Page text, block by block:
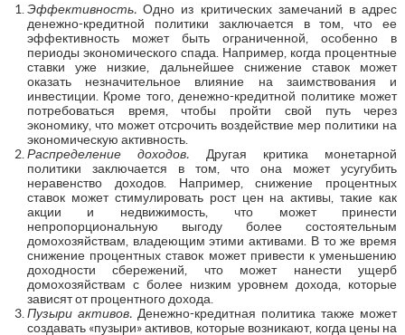
Эффективность. Одно из критических замечаний в адрес
денежно-кредитной политики заключается в том, что ее
эффективность может быть ограниченной, особенно в
периоды экономического спада. Например, когда процентные
ставки уже низкие, дальнейшее снижение ставок может
оказать незначительное влияние на заимствования и
инвестиции. Кроме того, денежно-кредитной политике может
потребоваться время, чтобы пройти свой путь через
экономику, что может отсрочить воздействие мер политики на
экономическую активность.
Распределение доходов. Другая критика монетарной
политики заключается в том, что она может усугубить
неравенство доходов. Например, снижение процентных
ставок может стимулировать рост цен на активы, такие как
акции и недвижимость, что может принести
непропорциональную выгоду более состоятельным
домохозяйствам, владеющим этими активами. В то же время
снижение процентных ставок может привести к уменьшению
доходности сбережений, что может нанести ущерб
домохозяйствам с более низким уровнем дохода, которые
зависят от процентного дохода.
Пузыри активов.Денежно-кредитная политика также может
создавать «пузыри» активов, которые возникают, когда цены на